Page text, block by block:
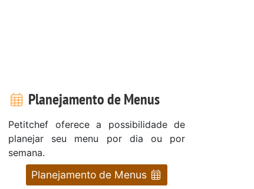
Planejamento de Menus
Petitchef oferece a possibilidade de
planejar seu menu por dia ou por
semana.
Planejamento de Menus